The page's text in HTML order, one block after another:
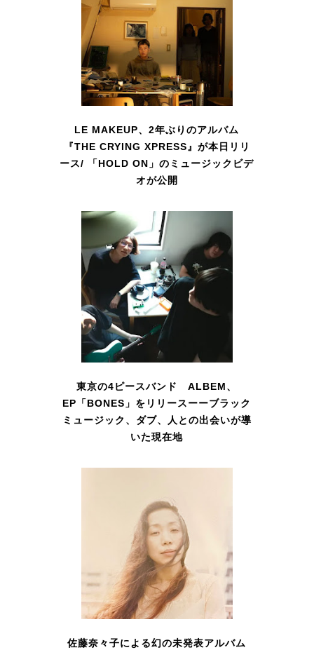
LE MAKEUP、2年ぶりのアルバム
『THE CRYING XPRESS』が本日リリ
ース/ 「HOLD ON」のミュージックビデ
オが公開
東京の4ピースバンド ALBEM、
EP「BONES」をリリースーーブラック
ミュージック、ダブ、人との出会いが導
いた現在地
佐藤奈々子による幻の未発表アルバム